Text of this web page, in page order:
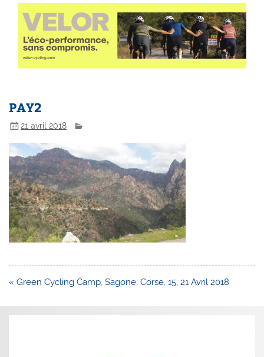
PAY2
21 avril 2018
Navigation
l’article
« Green Cycling Camp, Sagone, Corse, 15, 21 Avril 2018